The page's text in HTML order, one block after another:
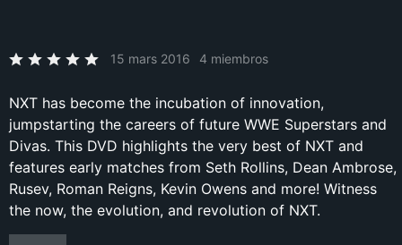
15 mars 2016 4 miembros
NXT has become the incubation of innovation,
jumpstarting the careers of future WWE Superstars and
Divas. This DVD highlights the very best of NXT and
features early matches from Seth Rollins, Dean Ambrose,
Rusev, Roman Reigns, Kevin Owens and more! Witness
the now, the evolution, and revolution of NXT.